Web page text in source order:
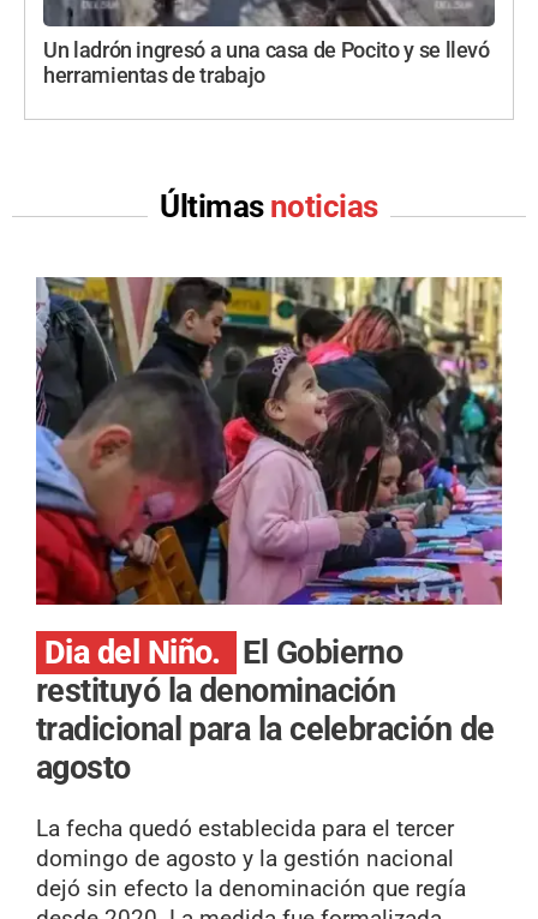
Un ladrón ingresó a una casa de Pocito y se llevó
herramientas de trabajo
Últimas noticias
Dia del Niño.
El Gobierno
restituyó la denominación
tradicional para la celebración de
agosto
La fecha quedó establecida para el tercer
domingo de agosto y la gestión nacional
dejó sin efecto la denominación que regía